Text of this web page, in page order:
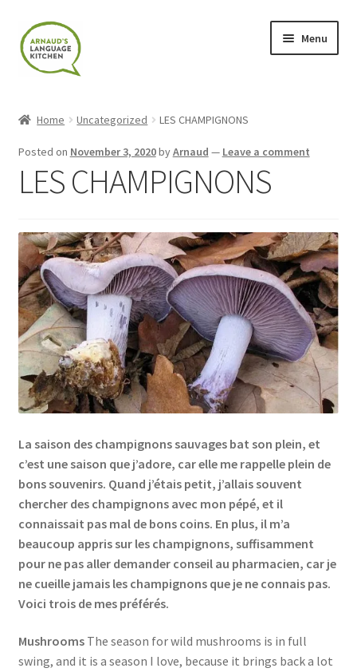
Skip
to
navigation
Skip
to
content
Menu
Blog
Checkout
Contact
Contact Me
Links
Privacy Policy
Privacy Tools
Private Tuition
Shop
Terms and Conditions
Home Uncategorized LES CHAMPIGNONS
Posted on November 3, 2020byArnaud — Leave a comment
LES CHAMPIGNONS
La saison des champignons sauvages bat son plein, et
c’est une saison que j’adore, car elle me rappelle plein de
bons souvenirs. Quand j’étais petit, j’allais souvent
chercher des champignons avec mon pépé, et il
connaissait pas mal de bons coins. En plus, il m’a
beaucoup appris sur les champignons, suffisamment
pour ne pas aller demander conseil au pharmacien, car je
ne cueille jamais les champignons que je ne connais pas.
Voici trois de mes préférés.
MushroomsThe season for wild mushrooms is in full
swing, and it is a season I love, because it brings back a lot